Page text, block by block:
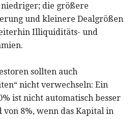
niedriger; die größere
und kleinere Dealgrößen
Illiquiditäts- und
sollten auch
nicht verwechseln: Ein
ist nicht automatisch besser
von 8%, wenn das Kapital in